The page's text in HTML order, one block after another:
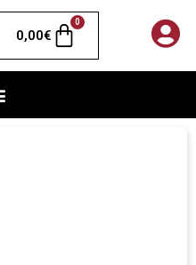
0,00€
0